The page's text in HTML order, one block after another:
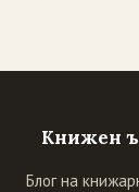
Книжен
Блог на